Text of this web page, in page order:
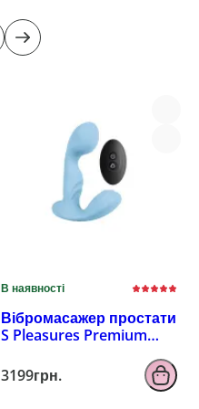
В наявності
Вібромасажер простати
S Pleasures Premium
рельєфом, 10 режимів
вібрації
3199грн.